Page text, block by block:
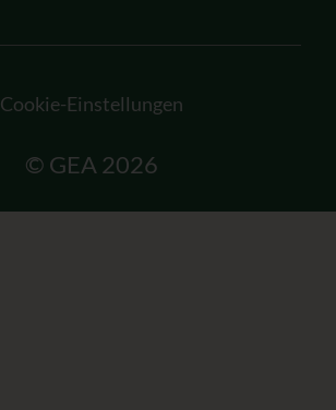
© GEA 2026
Cookie-Einstellungen